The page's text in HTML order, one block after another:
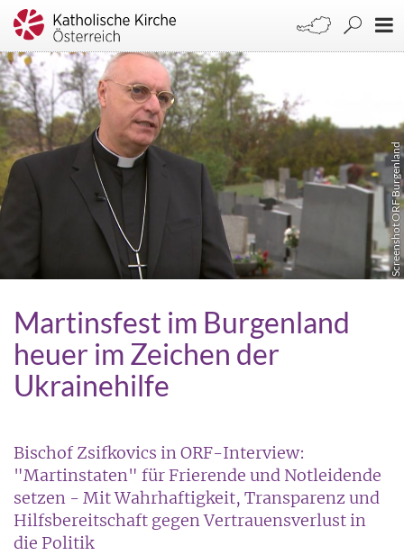
Screenshot ORF Burgenland
Martinsfest im Burgenland
heuer im Zeichen der
Ukrainehilfe
Bischof Zsifkovics in ORF-Interview:
"Martinstaten" für Frierende und Notleidende
setzen - Mit Wahrhaftigkeit, Transparenz und
Hilfsbereitschaft gegen Vertrauensverlust in
die Politik